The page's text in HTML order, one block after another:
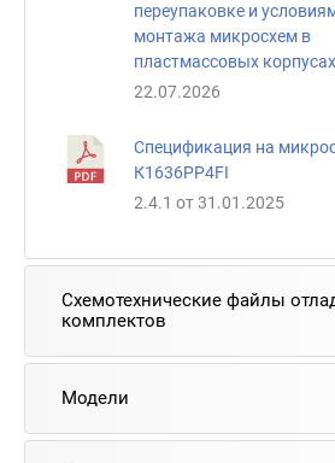
переупаковке и
монтажа микросхем в
пластмассовых корпусах
22.07.2026
Спецификация на
К1636РР4FI
2.4.1 от 31.01.2025
Схемотехнические файлы
комплектов
Модели